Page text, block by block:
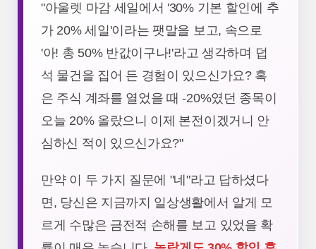
"아울렛 마감 세일에서 '30% 기본 할인에 추
가 20% 세일'이라는 팻말을 보고, 속으로
'아! 총 50% 반값이구나!'라고 생각하며 덥
석 물건을 집어 든 경험이 있으신가요? 혹
은 주식 계좌를 열었을 때 -20%였던 종목이
오늘 20% 올랐으니 이제 본전이겠거니 안
심하신 적이 있으신가요?"
만약 이 두 가지 질문에 "네"라고 답하셨다
면, 당신은 지금까지 일상생활에서 알게 모
르게 수많은 금전적 손해를 보고 있었을 확